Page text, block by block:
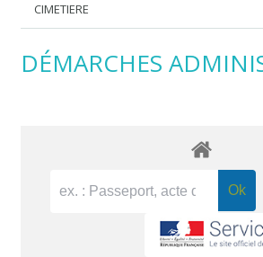
CIMETIERE
DÉMARCHES